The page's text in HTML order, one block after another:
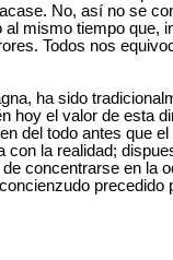
No, así no se
mismo tiempo que,
Todos nos
ha sido
el valor de esta
del todo antes que
la realidad;
concentrarse en la
precedido